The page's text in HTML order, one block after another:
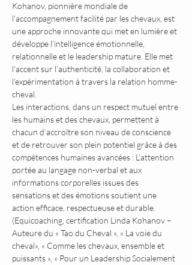
Kohanov, pionnière mondiale de
l'accompagnement facilité par les chevaux, est
une approche innovante qui met en lumière et
développe l’intelligence émotionnelle,
relationnelle et le leadership mature. Elle met
l’accent sur l’authenticité, la collaboration et
l’expérimentation à travers la relation homme-
cheval.
Les interactions, dans un respect mutuel entre
les humains et des chevaux, permettent à
chacun d’accroître son niveau de conscience
et de retrouver son plein potentiel grâce à des
compétences humaines avancées : L’attention
portée au langage non-verbal et aux
informations corporelles issues des
sensations et des émotions soutient une
action efficace, respectueuse et durable.
(Equicoaching, certification Linda Kohanov –
Auteure du « Tao du Cheval », « La voie du
cheval», « Comme les chevaux, ensemble et
puissants », « Pour un Leadership Socialement